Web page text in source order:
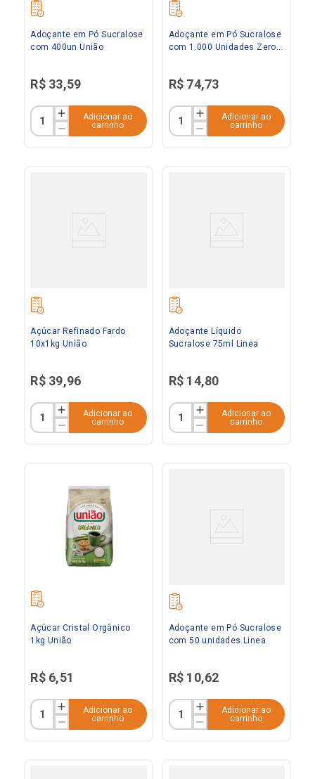
Adoçante em Pó Sucralose
com 400un União
R$ 33,59
Adicionar ao
carrinho
Adoçante em Pó Sucralose
com 1.000 Unidades Zero
R$ 74,73
Adicionar ao
carrinho
Açúcar Refinado Fardo
10x1kg União
R$ 39,96
Adicionar ao
carrinho
Adoçante Líquido
Sucralose 75ml Linea
R$ 14,80
Adicionar ao
carrinho
Açúcar Cristal Orgânico
1kg União
R$ 6,51
Adicionar ao
carrinho
Adoçante em Pó Sucralose
com 50 unidades Linea
R$ 10,62
Adicionar ao
carrinho